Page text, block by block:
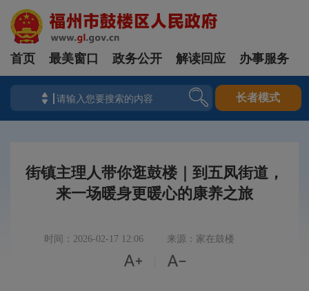
首页 最美窗口 政务公开 解读回应 办事服务
长者模式
街镇主理人带你逛鼓楼｜到五凤街道，
来一场暖身更暖心的康养之旅
时间：2026-02-17 12:06 来源：家在鼓楼
 